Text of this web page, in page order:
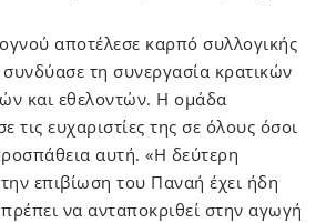
αποτέλεσε καρπό συλλογικής
τη συνεργασία κρατικών
και εθελοντών. Η ομάδα
τις ευχαριστίες της σε όλους όσοι
αυτή. «Η δεύτερη
επιβίωση του Παναή έχει ήδη
να ανταποκριθεί στην αγωγή